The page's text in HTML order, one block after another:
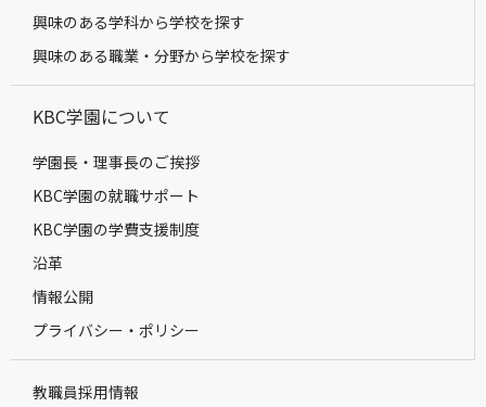
興味のある学科から学校を探す
興味のある職業・分野から学校を探す
KBC学園について
学園長・理事長のご挨拶
KBC学園の就職サポート
KBC学園の学費支援制度
沿革
情報公開
プライバシー・ポリシー
教職員採用情報